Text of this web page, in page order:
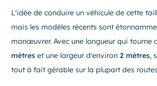
L'idée de conduire un véhicule de cette
mais les modèles récents sont
manœuvrer. Avec une longueur qui tourne
mètres et une largeur d'environ2 mètres,
tout à fait gérable sur la plupart des